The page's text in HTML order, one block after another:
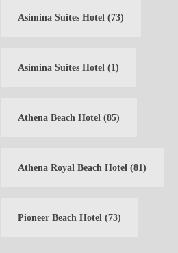
Asimina Suites Hotel (73)
Asimina Suites Hotel (1)
Athena Beach Hotel (85)
Athena Royal Beach Hotel (81)
Pioneer Beach Hotel (73)